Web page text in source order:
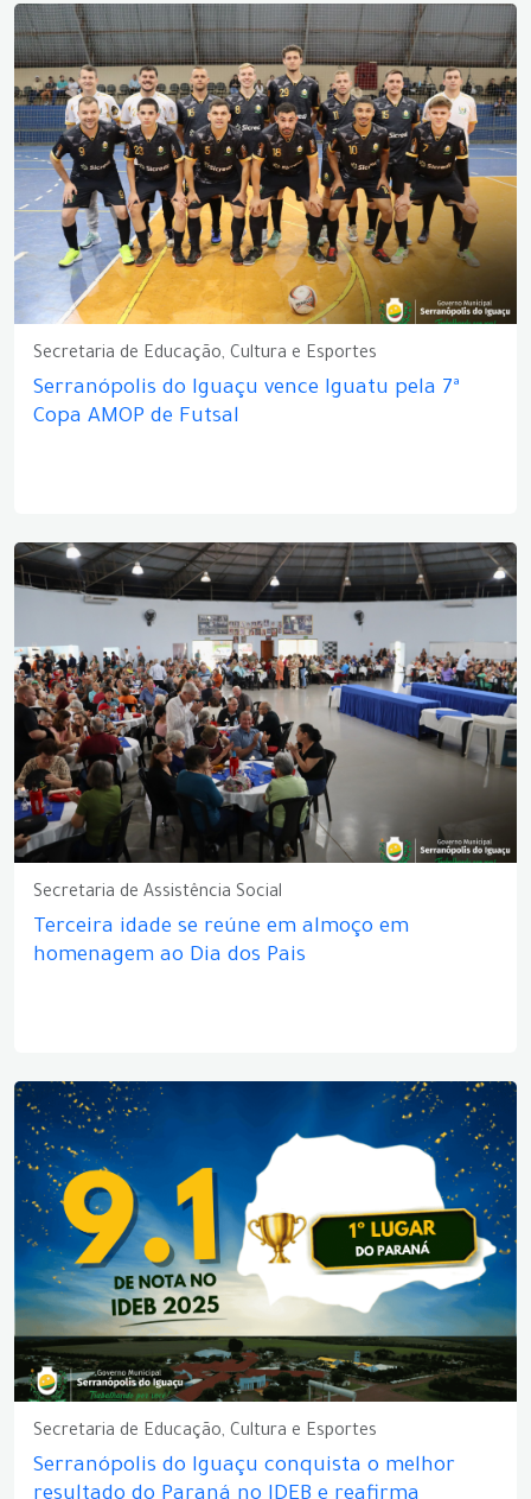
Secretaria de Educação, Cultura e Esportes
Serranópolis do Iguaçu vence Iguatu pela 7ª
Copa AMOP de Futsal
Secretaria de Assistência Social
Terceira idade se reúne em almoço em
homenagem ao Dia dos Pais
Secretaria de Educação, Cultura e Esportes
Serranópolis do Iguaçu conquista o melhor